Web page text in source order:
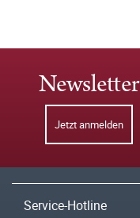
Newsletter
Jetzt anmelden
Service-Hotline